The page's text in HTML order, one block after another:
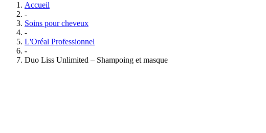
Accueil
-
Soins pour cheveux
-
L'Oréal Professionnel
-
Duo Liss Unlimited – Shampoing et masque